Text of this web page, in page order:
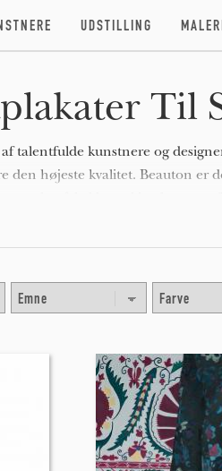
UDSTILLING
Til
talentfulde kunstnere og
den højeste kvalitet. Beauton er
er trykt på lækkert akiverbart,